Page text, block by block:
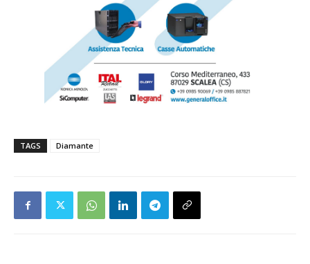
TAGS Diamante